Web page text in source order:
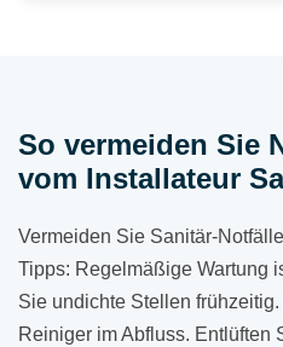
So vermeiden Sie
vom Installateur
Vermeiden Sie Sanitär-
Tipps: Regelmäßige Wartung
Sie undichte Stellen
Reiniger im Abfluss. Entlüften